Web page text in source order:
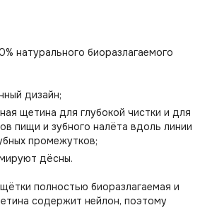
натурального биоразлагаемого
дизайн;
щетина для глубокой чистки и для
пищи и зубного налёта вдоль линии
промежутков;
дёсны.
полностью биоразлагаемая и
содержит нейлон, поэтому